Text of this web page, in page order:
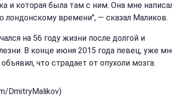
и которая была там с ним. Она мне
лондонскому времени", — сказал Маликов.
на 56 году жизни после долгой и
В конце июня 2015 года певец, уже
что страдает от опухоли мозга.
DmitryMalikov)